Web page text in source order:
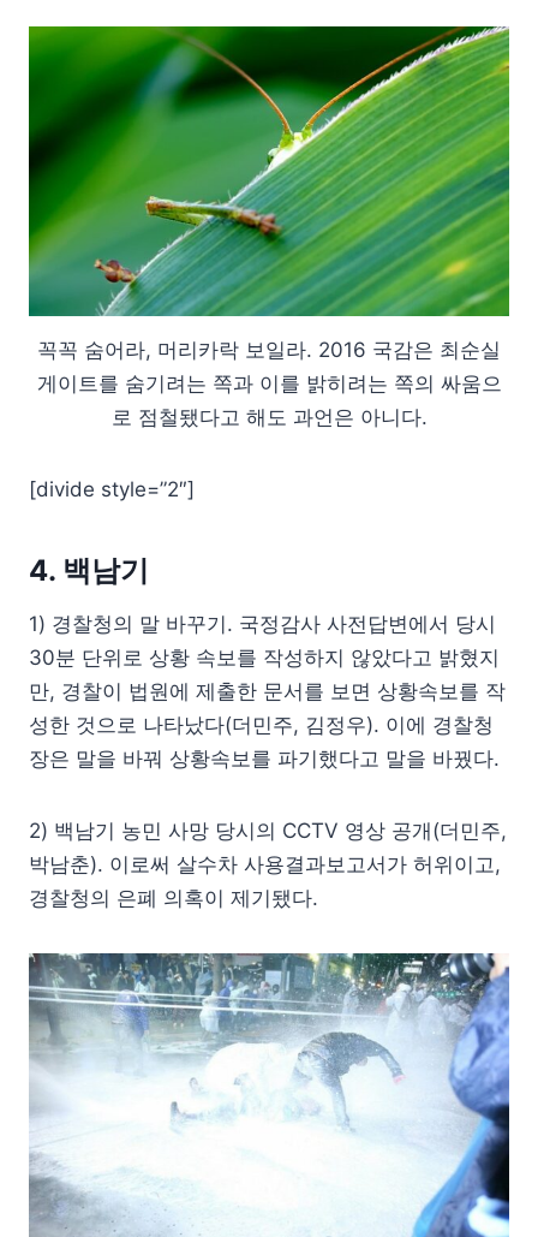
꼭꼭 숨어라, 머리카락 보일라. 2016 국감은 최순실
게이트를 숨기려는 쪽과 이를 밝히려는 쪽의 싸움으
로 점철됐다고 해도 과언은 아니다.
[divide style=”2″]
4. 백남기
1) 경찰청의 말 바꾸기. 국정감사 사전답변에서 당시
30분 단위로 상황 속보를 작성하지 않았다고 밝혔지
만, 경찰이 법원에 제출한 문서를 보면 상황속보를 작
성한 것으로 나타났다(더민주, 김정우). 이에 경찰청
장은 말을 바꿔 상황속보를 파기했다고 말을 바꿨다.
2) 백남기 농민 사망 당시의 CCTV 영상 공개(더민주,
박남춘). 이로써 살수차 사용결과보고서가 허위이고,
경찰청의 은폐 의혹이 제기됐다.